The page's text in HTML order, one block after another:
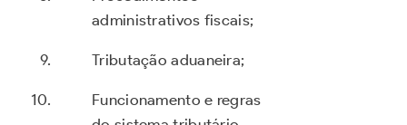
administrativos fiscais;
Tributação aduaneira;
Funcionamento e regras